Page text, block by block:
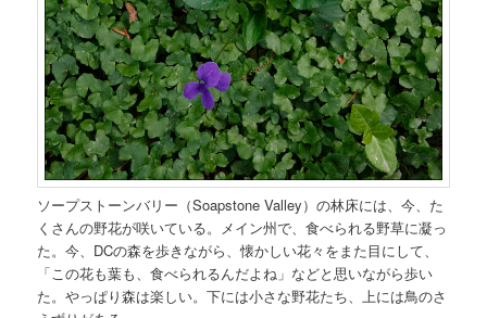
ソープストーンバリー（Soapstone Valley）の林床には、今、た
くさんの野花が咲いている。メイン州で、食べられる野草に凝っ
た。今、DCの森を歩きながら、懐かしい花々をまた目にして、
「この花も葉も、食べられるんだよね」などと思いながら歩い
た。やっぱり森は楽しい。下には小さな野花たち、上には鳥のさ